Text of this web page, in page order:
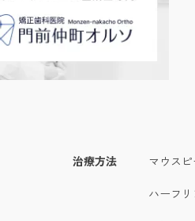
治療方法 マウス
ハーフ